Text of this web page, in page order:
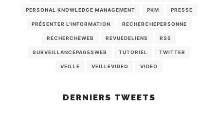
PERSONAL KNOWLEDGE MANAGEMENT PKM PRESSE
PRÉSENTER L'INFORMATION RECHERCHEPERSONNE
RECHERCHEWEB REVUEDELIENS RSS
SURVEILLANCEPAGESWEB TUTORIEL TWITTER
VEILLE VEILLEVIDEO VIDEO
DERNIERS TWEETS